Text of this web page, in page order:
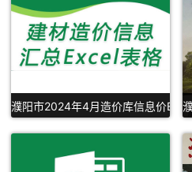
濮阳市2024年4月造价库信息价